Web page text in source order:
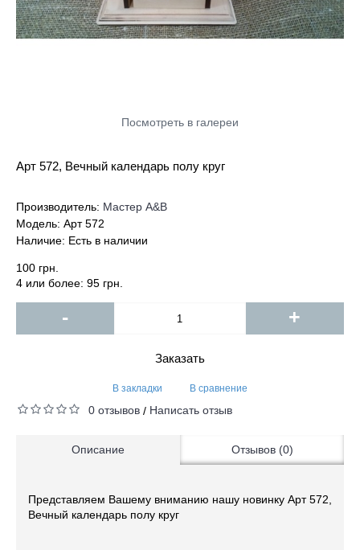
Посмотреть в галереи
Арт 572, Вечный календарь полу круг
Производитель: Мастер А&В
Модель: Арт 572
Наличие: Есть в наличии
100 грн.
4 или более: 95 грн.
- +
Заказать
В закладки В сравнение
0 отзывов / Написать отзыв
Описание Отзывов (0)
Представляем Вашему вниманию нашу новинку Арт 572,
Вечный календарь полу круг